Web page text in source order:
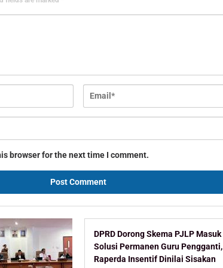
browser for the next time I comment.
DPRD Dorong Skema PJLP Masuk
Solusi Permanen Guru Pengganti,
Raperda Insentif Dinilai Sisakan